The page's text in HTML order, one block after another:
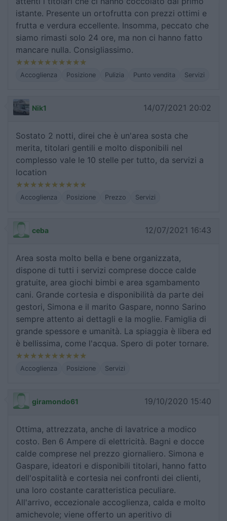
istante. Presente un ortofrutta con prezzi ottimi e
frutta e verdura eccellente. Insomma, peccato che
siamo rimasti solo 24 ore, ma non ci hanno fatto
mancare nulla. Consigliassimo.
Accoglienza Posizione Pulizia Punto vendita Servizi
Nik1 14/07/2021 20:02
Sostato 2 notti, direi che è un'area sosta che
merita, titolari gentili e molto disponibili nel
complesso vale le 10 stelle per tutto, da servizi a
location
Accoglienza Posizione Prezzo Servizi
ceba 12/07/2021 16:43
Area sosta molto bella e bene organizzata,
dispone di tutti i servizi comprese docce calde
gratuite, area giochi bimbi e area sgambamento
cani. Grande cortesia e disponibilità da parte dei
gestori, Simona e il marito Gaspare, nonno Sarino
sempre attento ai dettagli e la moglie. Famiglia di
grande spessore e umanità. La spiaggia è libera ed
è bellissima, come l'acqua. Spero di poter tornare.
Accoglienza Posizione Servizi
giramondo61 19/10/2020 15:40
Ottima, attrezzata, anche di lavatrice a modico
costo. Ben 6 Ampere di elettricità. Bagni e docce
calde comprese nel prezzo giornaliero. Simona e
Gaspare, ideatori e disponibili titolari, hanno fatto
dell'ospitalità e cortesia nei confronti dei clienti,
una loro costante caratteristica peculiare.
All'arrivo, eccezionale accoglienza, calda e molto
amichevole; viene offerto un aperitivo di